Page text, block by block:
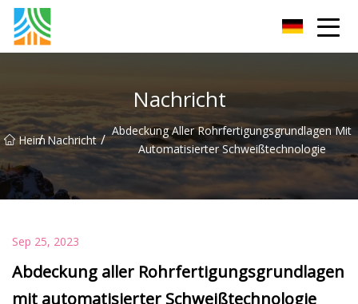
Nachricht
Heim
/ Nachricht / Abdeckung Aller Rohrfertigungsgrundlagen Mit
Automatisierter Schweißtechnologie
Sep 25, 2023
Abdeckung aller Rohrfertigungsgrundlagen
mit automatisierter Schweißtechnologie